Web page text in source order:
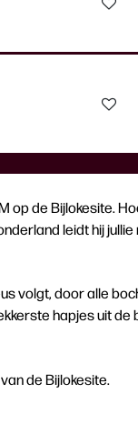
op de Bijlokesite.
leidt hij
volgt, door alle
hapjes uit
de Bijlokesite.